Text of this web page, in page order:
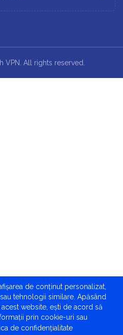
VPN. All rights reserved.
de conținut personalizat,
tehnologii similare. Apăsând
website, ești de acord să
prin cookie-uri sau
de confidențialitate